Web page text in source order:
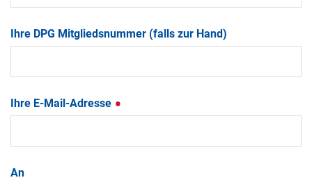
Ihre DPG Mitgliedsnummer (falls zur Hand)
Ihre E-Mail-Adresse
An